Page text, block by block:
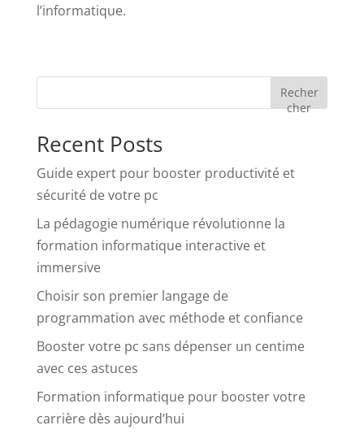
l’informatique.
Recher
cher
Recent Posts
Guide expert pour booster productivité et
sécurité de votre pc
La pédagogie numérique révolutionne la
formation informatique interactive et
immersive
Choisir son premier langage de
programmation avec méthode et confiance
Booster votre pc sans dépenser un centime
avec ces astuces
Formation informatique pour booster votre
carrière dès aujourd’hui